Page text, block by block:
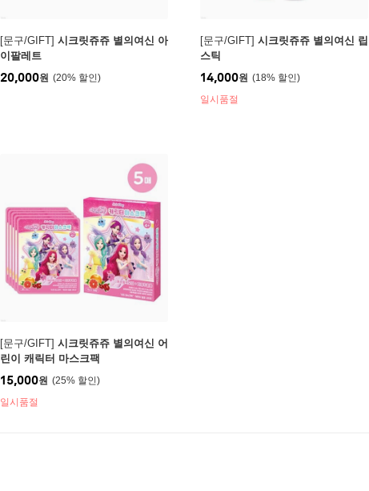
[문구/GIFT] 시크릿쥬쥬 별의여신 아
이팔레트
20%
20,000원
[문구/GIFT] 시크릿쥬쥬 별의여신 립
스틱
18%
14,000원
일시품절
[문구/GIFT] 시크릿쥬쥬 별의여신 어
린이 캐릭터 마스크팩
25%
15,000원
일시품절